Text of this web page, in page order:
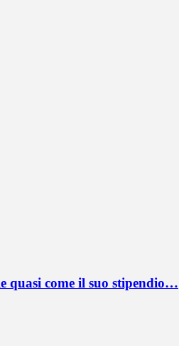
quasi come il suo stipendio…